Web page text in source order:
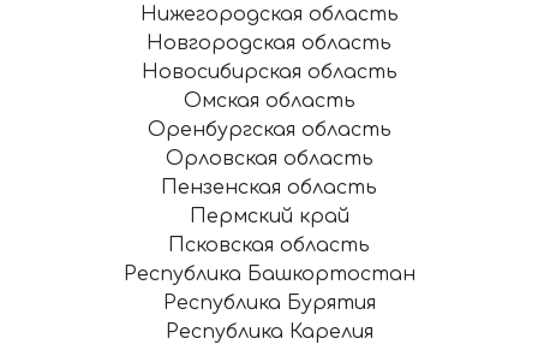
Нижегородская область
Новгородская область
Новосибирская область
Омская область
Оренбургская область
Орловская область
Пензенская область
Пермский край
Псковская область
Республика Башкортостан
Республика Бурятия
Республика Карелия